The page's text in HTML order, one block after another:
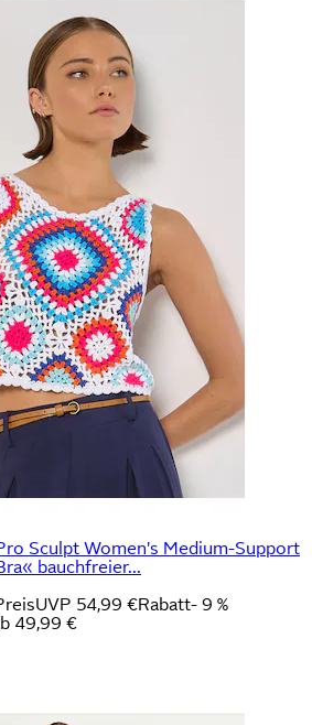
Sculpt Women's Medium-Support
bauchfreier...
UVP 54,99 €Rabatt- 9 %
49,99 €